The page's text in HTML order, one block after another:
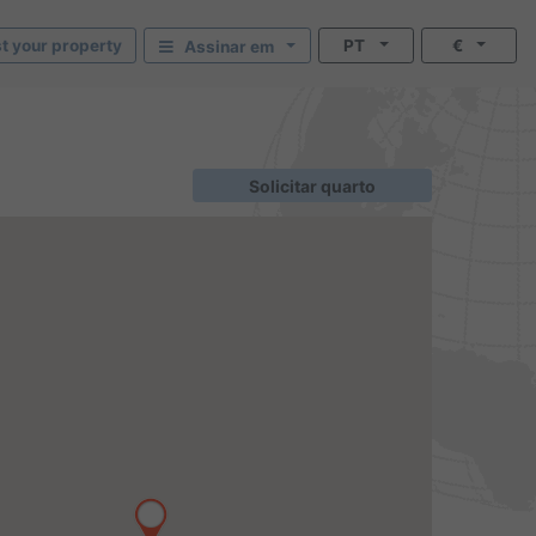
your property Assinar em PT €
Solicitar quarto